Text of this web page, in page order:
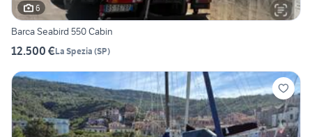
6
Barca Seabird 550 Cabin
12.500 €La Spezia (SP)